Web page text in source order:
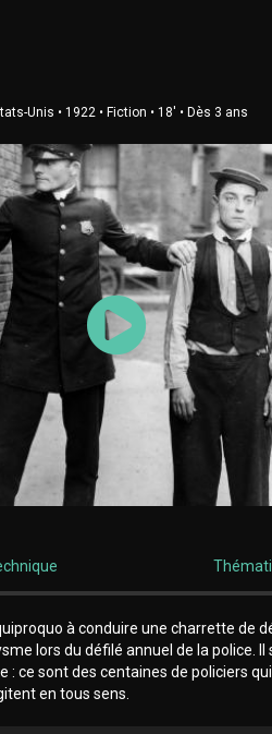
Unis • 1922 • Fiction • 18' • Dès 3 ans
Lancer la vidéo
à conduire une charrette de
lors du défilé annuel de la police. Il
ce sont des centaines de policiers
en tous sens.